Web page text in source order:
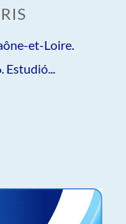
et-Loire.
Estudió...